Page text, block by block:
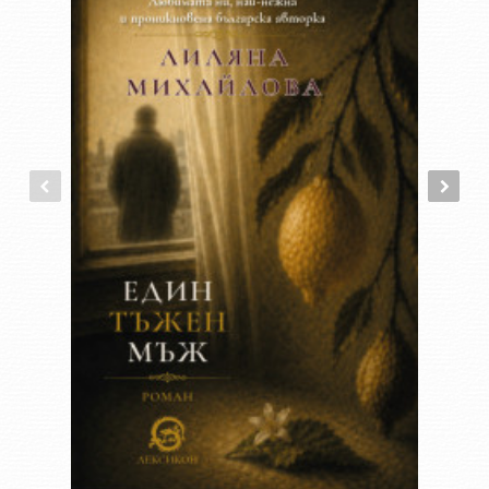
внушения на Вълев се отличават с реализъм,
достоверност, визуално-кинематографична експресивност
и клонят към романов синтез – доколкото са скрепени от
общото фикционално пространство (Сертонското плато) и
от общия персонаж, преминаващ от разказ в разказ.
През 1943 писателят пристъпва към романова преработка
на „бразилската“ си проза. Отпечатването на романа е
осуетено от бомбардировките над София. Публикуван след
повече от четири десетилетия под заглавие „Ферма в
Сертон“, той е най-зрялата му представителна творба.
Заедно с Ангел Каралийчев е автор на първата българска
радиопиеса – „Крилата помощ“ (1938), поставена в Радио
Варна. Съвместно с Елисавета Багряна пише пиесата
„Госпожата“ (1938), поставена същата година в Народния